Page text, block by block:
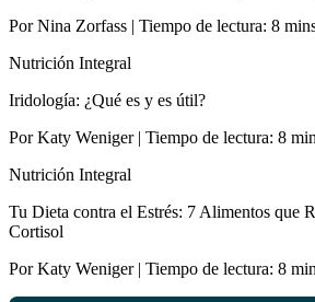
Por Nina Zorfass | Tiempo de lectura: 8
Nutrición Integral
Iridología: ¿Qué es y es útil?
Por Katy Weniger | Tiempo de lectura: 8
Nutrición Integral
Tu Dieta contra el Estrés: 7 Alimentos que
Cortisol
Por Katy Weniger | Tiempo de lectura: 8